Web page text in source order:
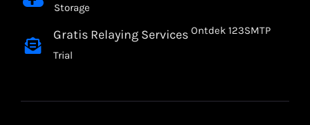
Storage
Gratis Relaying ServicesOntdek 123SMTP
Trial